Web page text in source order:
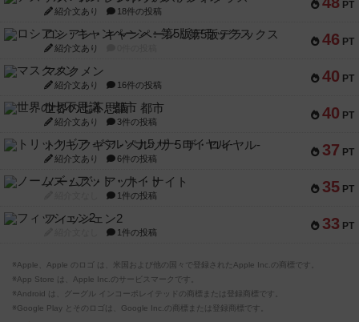
PT
紹介文あり 18件の投稿
46 PT
ロシアン・キャンペーン：第5版デラックス
紹介文あり
40 PT
マスクメン
紹介文あり 16件の投稿
40 PT
世界の七不思議：都市
紹介文あり 3件の投稿
37 PT
トリックギア - ペルソナ5 ザ・ロイヤル-
紹介文あり 6件の投稿
35 PT
ノームズ・アット・ナイト
1件の投稿
33 PT
フィッシェン2
1件の投稿
※Apple、Apple のロゴ は、米国および他の国々で登録されたApple Inc.の商標です。
※App Store は、Apple Inc.のサービスマークです。
※Android は、グーグル インコーポレイテッドの商標または登録商標です。
※Google Play とそのロゴは、Google Inc.の商標または登録商標です。